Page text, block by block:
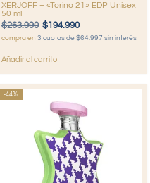
XERJOFF – «Torino 21» EDP Unisex
50 ml
$263.990 $194.990
compra en 3 cuotas de $64.997 sin interés
Añadir al carrito
-44%